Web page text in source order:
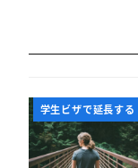
学生ビザで延長する